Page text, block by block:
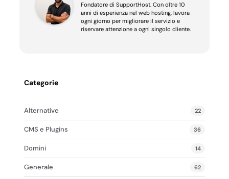
Fondatore di SupportHost. Con oltre 10
anni di esperienza nel web hosting, lavora
ogni giorno per migliorare il servizio e
riservare attenzione a ogni singolo cliente.
Categorie
Alternative 22
CMS e Plugins 36
Domini 14
Generale 62